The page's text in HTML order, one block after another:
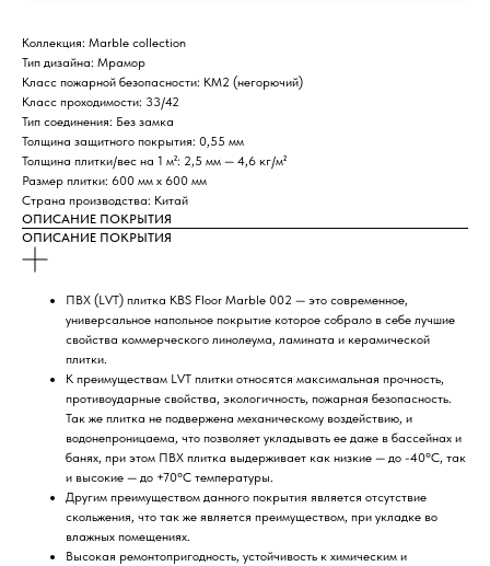
Коллекция: Marble collection
Тип дизайна: Мрамор
Класс пожарной безопасности: КМ2 (негорючий)
Класс проходимости: 33/42
Тип соединения: Без замка
Толщина защитного покрытия: 0,55 мм
Толщина плитки/вес на 1 м²: 2,5 мм — 4,6 кг/м²
Размер плитки: 600 мм х 600 мм
Страна производства: Китай
ОПИСАНИЕ ПОКРЫТИЯ
ОПИСАНИЕ ПОКРЫТИЯ
ПВХ (LVT) плитка КBS Floor Marble 002 — это современное,
универсальное напольное покрытие которое собрало в себе лучшие
свойства коммерческого линолеума, ламината и керамической
плитки.
К преимуществам LVT плитки относятся максимальная прочность,
противоударные свойства, экологичность, пожарная безопасность.
Так же плитка не подвержена механическому воздействию, и
водонепроницаема, что позволяет укладывать ее даже в бассейнах и
банях, при этом ПВХ плитка выдерживает как низкие — до -40°С, так
и высокие — до +70°С температуры.
Другим преимуществом данного покрытия является отсутствие
скольжения, что так же является преимуществом, при укладке во
влажных помещениях.
Высокая ремонтопригодность, устойчивость к химическим и